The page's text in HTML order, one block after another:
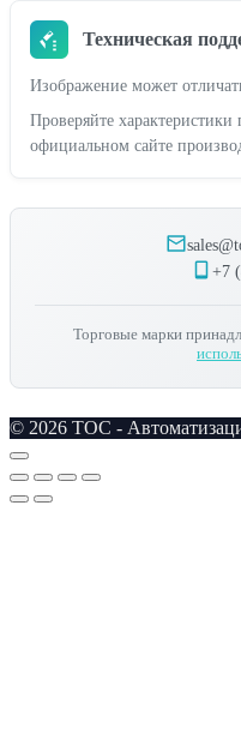
Техническая
Изображение может
Проверяйте характеристики
официальном сайте
+7
Торговые марки
© 2026 TOC -